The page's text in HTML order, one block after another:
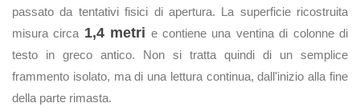
passato da tentativi fisici di apertura. La superficie ricostruita
misura circa 1,4 metri e contiene una ventina di colonne di
testo in greco antico. Non si tratta quindi di un semplice
frammento isolato, ma di una lettura continua, dall'inizio alla fine
della parte rimasta.